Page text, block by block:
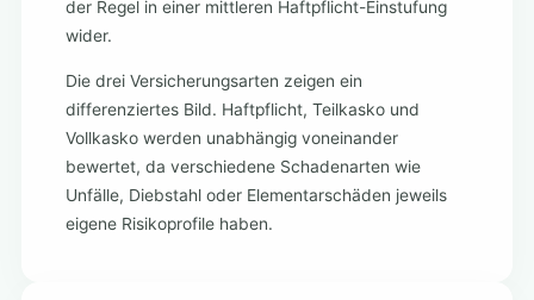
der Regel in einer mittleren Haftpflicht-Einstufung
wider.
Die drei Versicherungsarten zeigen ein
differenziertes Bild. Haftpflicht, Teilkasko und
Vollkasko werden unabhängig voneinander
bewertet, da verschiedene Schadenarten wie
Unfälle, Diebstahl oder Elementarschäden jeweils
eigene Risikoprofile haben.